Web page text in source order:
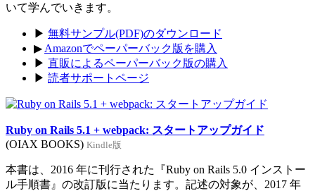
いて学んでいきます。
▶ 無料サンプル(PDF)のダウンロード
▶ Amazonでペーパーバック版を購入
▶ 直販によるペーパーバック版の購入
▶ 読者サポートページ
Ruby on Rails 5.1 + webpack: スタートアップガイド
(OIAX BOOKS) Kindle版
本書は、2016 年に刊行された『Ruby on Rails 5.0 インストー
ル手順書』の改訂版に当たります。記述の対象が、2017 年